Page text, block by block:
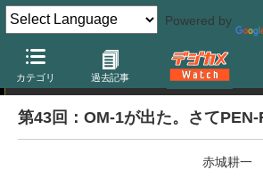
Powered by
カテゴリ 過去記事
赤城耕一の「アカギカメラ」
第43回：OM-1が出た。さてPEN-
赤城耕一